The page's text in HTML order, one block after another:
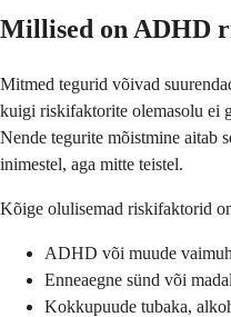
Millised on ADHD
Mitmed tegurid võivad
kuigi riskifaktorite olemasolu ei
Nende tegurite mõistmine aitab
inimestel, aga mitte teistel.
Kõige olulisemad riskifaktorid
ADHD või muude
Enneaegne sünd või
Kokkupuude tubaka,